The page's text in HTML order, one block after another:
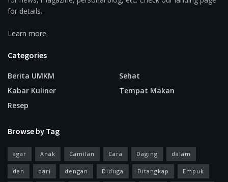
for details.
Learn more
Categories
Berita UMKM
Kabar Kuliner
Resep
Sehat
Tempat Makan
Browse by Tag
agar Anak Camilan Cara Daging dalam
dan dari dengan Diduga Ditangkap Empuk